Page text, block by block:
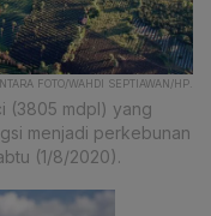
FOTO/WAHDI SEPTIAWAN/HP.
(3805 mdpl) yang
menjadi perkebunan
(1/8/2020).